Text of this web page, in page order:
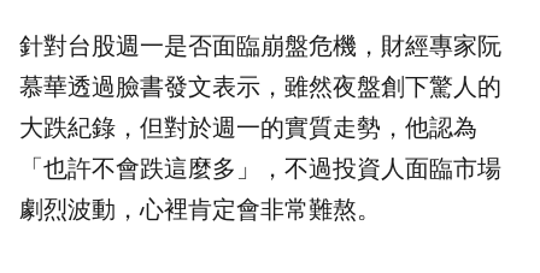
針對台股週一是否面臨崩盤危機，財經專家阮
慕華透過臉書發文表示，雖然夜盤創下驚人的
大跌紀錄，但對於週一的實質走勢，他認為
「也許不會跌這麼多」，不過投資人面臨市場
劇烈波動，心裡肯定會非常難熬。